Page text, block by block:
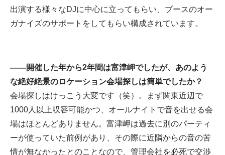
出演する様々なDJに中心に立ってもらい、ブースのオー
ガナイズのサポートをしてもらい構成されています。
——開催した年から2年間は富津岬でしたが、あのよう
な絶好絶景のロケーション会場探しは簡単でしたか？
会場探しはけっこう大変です（笑）。まず関東近辺で
1000人以上収容可能かつ、オールナイトで音を出せる会
場はほとんどありません。富津岬は過去に別のパーティ
ーが使っていた前例があり、その際に近隣からの音の苦
情が無なかったとのことなので、管理会社を必死で交渉